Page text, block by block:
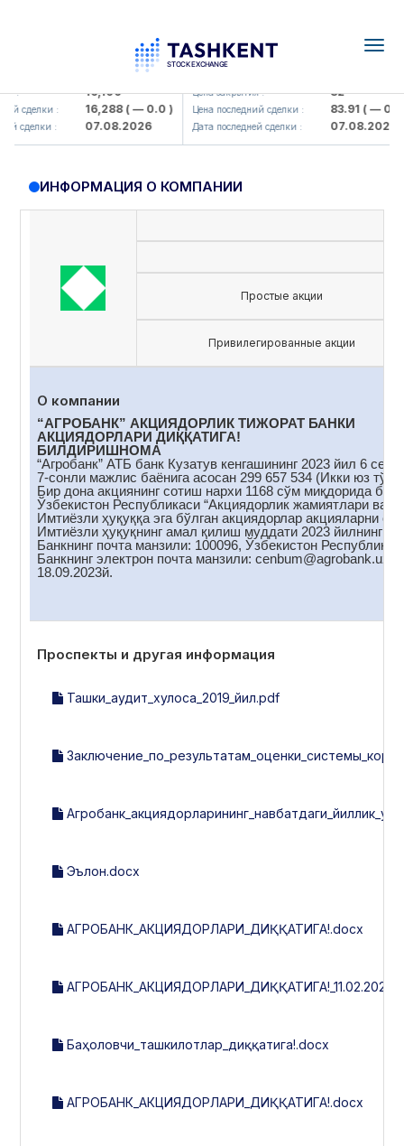
: 16,100
сделки : 16,288( — 0.0 )
сделки : 07.08.2026
KFSK (<Kafolat sug'urta
Цена закрытия : 82
Цена последний сделки : 83.91( — 0.0 )
Дата последней сделки : 07.08.2026
ИНФОРМАЦИЯ О КОМПАНИИ
Простые акции
Привилегированные акции
О компании
“АГРОБАНК” АКЦИЯДОРЛИК ТИЖОРАТ БАНКИ
АКЦИЯДОРЛАРИ ДИҚҚАТИГА!
БИЛДИРИШНОМА
“Агробанк” АТБ банк Кузатув кенгашининг 2023 йил 6
7-сонли мажлис баёнига асосан 299 657 534 (Икки юз
Бир дона акциянинг сотиш нархи 1168 сўм миқдорида
Ўзбекистон Республикаси “Акциядорлик жамиятлари ва
Имтиёзли ҳуқуққа эга бўлган акциядорлар акцияларни
Имтиёзли ҳуқуқнинг амал қилиш муддати 2023 йилнинг
Банкнинг почта манзили: 100096, Ўзбекистон
Банкнинг электрон почта манзили: cenbum@аgrobank.uz
18.09.2023й.
Проспекты и другая информация
Ташки_аудит_хулоса_2019_йил.pdf
Эълон.docx
АГРОБАНК_АКЦИЯДОРЛАРИ_ДИҚҚАТИГА!.docx
Баҳоловчи_ташкилотлар_диққатига!.docx
АГРОБАНК_АКЦИЯДОРЛАРИ_ДИҚҚАТИГА!.docx